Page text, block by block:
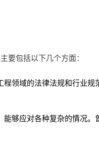
要包括以下几个方面：
领域的法律法规和行业
够应对各种复杂的情况